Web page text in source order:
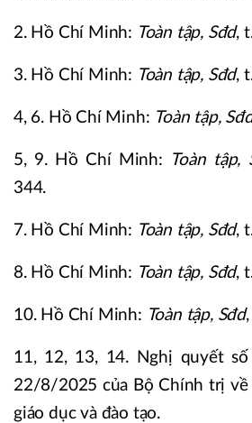
2. Hồ Chí Minh: Toàn tập, Sđd,
3. Hồ Chí Minh: Toàn tập, Sđd,
4, 6. Hồ Chí Minh: Toàn tập,
5, 9. Hồ Chí Minh: Toàn tập,
344.
7. Hồ Chí Minh: Toàn tập, Sđd,
8. Hồ Chí Minh: Toàn tập, Sđd,
10. Hồ Chí Minh: Toàn tập, Sđd
11, 12, 13, 14. Nghị quyết
22/8/2025 của Bộ Chính trị
giáo dục và đào tạo.